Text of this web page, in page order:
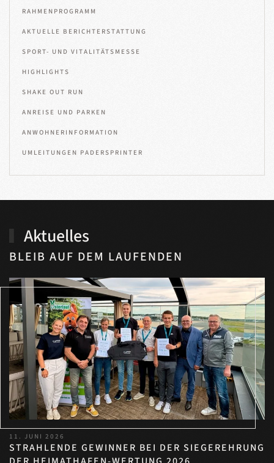
RAHMENPROGRAMM
AKTUELLE BERICHTERSTATTUNG
SPORT- UND VITALITÄTSMESSE
HIGHLIGHTS
SHAKE OUT RUN
ANREISE UND PARKEN
ANWOHNERINFORMATION
UMLEITUNGEN PADERSPRINTER
Aktuelles
BLEIB AUF DEM LAUFENDEN
11. JUNI 2026
STRAHLENDE GEWINNER BEI DER SIEGEREHRUNG